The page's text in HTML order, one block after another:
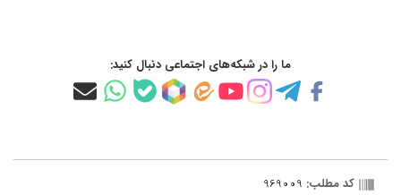
ما را در شبکه‌های اجتماعی دنبال کنید:
کد مطلب: 969009